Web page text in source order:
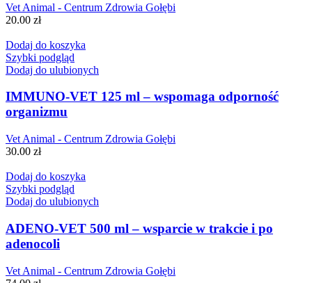
Vet Animal - Centrum Zdrowia Gołębi
20.00 zł
Dodaj do koszyka
Szybki podgląd
Dodaj do ulubionych
IMMUNO-VET 125 ml – wspomaga odporność
organizmu
Vet Animal - Centrum Zdrowia Gołębi
30.00 zł
Dodaj do koszyka
Szybki podgląd
Dodaj do ulubionych
ADENO-VET 500 ml – wsparcie w trakcie i po
adenocoli
Vet Animal - Centrum Zdrowia Gołębi